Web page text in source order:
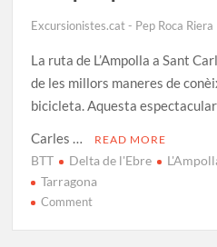
Excursionistes.cat - Pep Roca Riera
La ruta de L’Ampolla a Sant
de les millors maneres de
bicicleta. Aquesta
Carles …
READ MORE
BTT Delta de l'Ebre
Tarragona
Commenton